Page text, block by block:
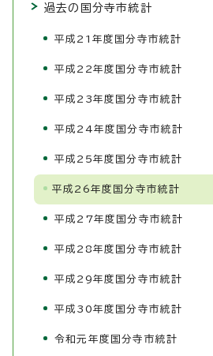
過去の国分寺市統計
平成21年度国分寺市統計
平成22年度国分寺市統計
平成23年度国分寺市統計
平成24年度国分寺市統計
平成25年度国分寺市統計
平成26年度国分寺市統計
平成27年度国分寺市統計
平成28年度国分寺市統計
平成29年度国分寺市統計
平成30年度国分寺市統計
令和元年度国分寺市統計